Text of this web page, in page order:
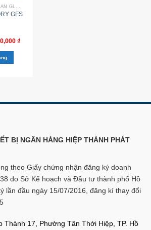
GFS
₫
BỊ NGÂN HÀNG HIỆP THÀNH PHÁT
theo Giấy chứng nhận đăng ký doanh
do Sở Kế hoạch và Đầu tư thành phố Hồ
lần đầu ngày 15/07/2016, đăng kí thay đổi
Thành 17, Phường Tân Thới Hiệp, TP. Hồ